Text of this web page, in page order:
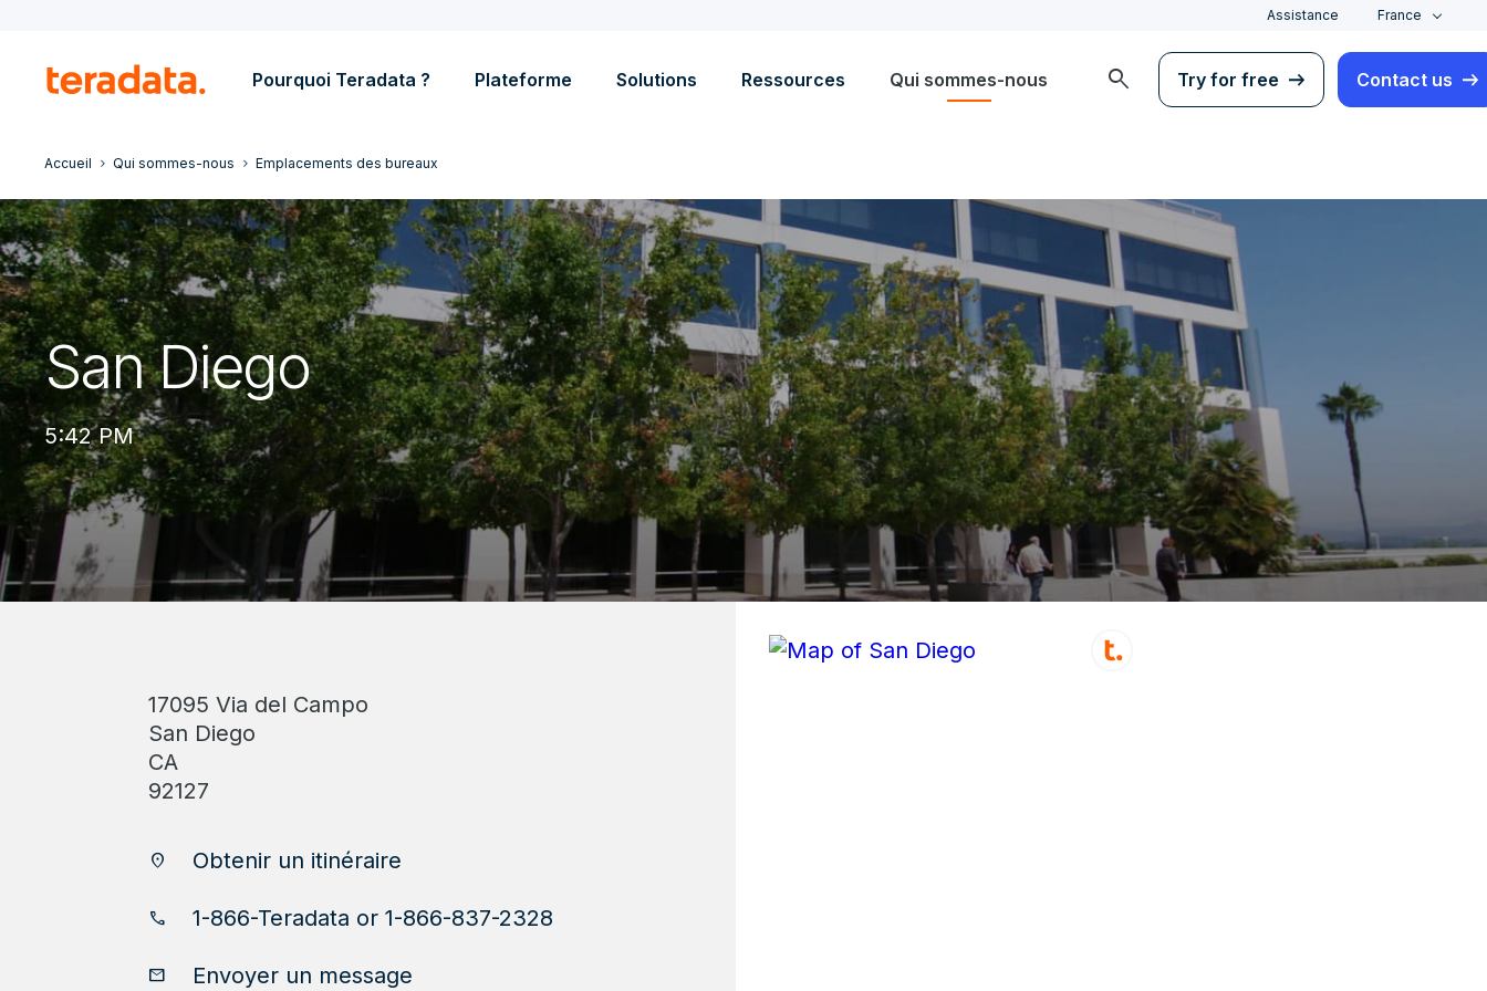
Assistance France
Pourquoi Teradata ? Plateforme Solutions Ressources Qui sommes-nous search Try for free Contact us
Accueil Qui sommes-nous Emplacements des bureaux
San Diego
5:42 PM
17095 Via del Campo
San Diego
CA
92127
location_on Obtenir un itinéraire
phone 1-866-Teradata or 1-866-837-2328
email Envoyer un message